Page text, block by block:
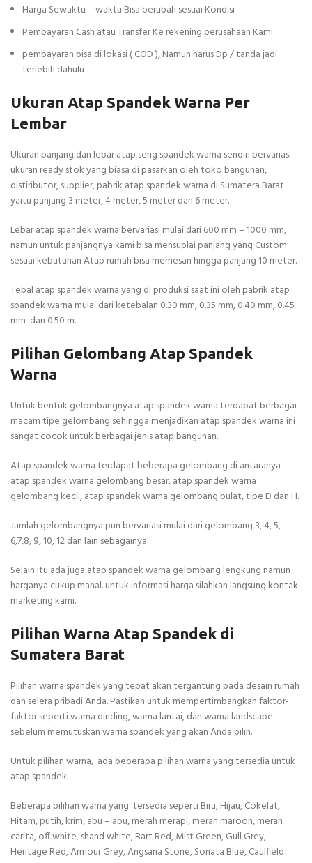
Harga Sewaktu – waktu Bisa berubah sesuai Kondisi
Pembayaran Cash atau Transfer Ke rekening perusahaan Kami
pembayaran bisa di lokasi ( COD ), Namun harus Dp / tanda jadi
terlebih dahulu
Ukuran Atap Spandek Warna Per
Lembar
Ukuran panjang dan lebar atap seng spandek warna sendiri bervariasi
ukuran ready stok yang biasa di pasarkan oleh toko bangunan,
distiributor, supplier, pabrik atap spandek warna di Sumatera Barat
yaitu panjang 3 meter, 4 meter, 5 meter dan 6 meter.
Lebar atap spandek warna bervariasi mulai dari 600 mm – 1000 mm,
namun untuk panjangnya kami bisa mensuplai panjang yang Custom
sesuai kebutuhan Atap rumah bisa memesan hingga panjang 10 meter.
Tebal atap spandek warna yang di produksi saat ini oleh pabrik atap
spandek warna mulai dari ketebalan 0.30 mm, 0.35 mm, 0.40 mm, 0.45
mm dan 0.50 m.
Pilihan Gelombang Atap Spandek
Warna
Untuk bentuk gelombangnya atap spandek warna terdapat berbagai
macam tipe gelombang sehingga menjadikan atap spandek warna ini
sangat cocok untuk berbagai jenis atap bangunan.
Atap spandek warna terdapat beberapa gelombang di antaranya
atap spandek warna gelombang besar, atap spandek warna
gelombang kecil, atap spandek warna gelombang bulat, tipe D dan H.
Jumlah gelombangnya pun bervariasi mulai dari gelombang 3, 4, 5,
6,7,8, 9, 10, 12 dan lain sebagainya.
Selain itu ada juga atap spandek warna gelombang lengkung namun
harganya cukup mahal. untuk informasi harga silahkan langsung kontak
marketing kami.
Pilihan Warna Atap Spandek di
Sumatera Barat
Pilihan warna spandek yang tepat akan tergantung pada desain rumah
dan selera pribadi Anda. Pastikan untuk mempertimbangkan faktor-
faktor seperti warna dinding, warna lantai, dan warna landscape
sebelum memutuskan warna spandek yang akan Anda pilih.
Untuk pilihan warna, ada beberapa pilihan warna yang tersedia untuk
atap spandek.
Beberapa pilihan warna yang tersedia seperti Biru, Hijau, Cokelat,
Hitam, putih, krim, abu – abu, merah merapi, merah maroon, merah
carita, off white, shand white, Bart Red, Mist Green, Gull Grey,
Heritage Red, Armour Grey, Angsana Stone, Sonata Blue, Caulfield